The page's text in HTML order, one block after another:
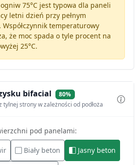
75°C jest typowa dla paneli
letni dzień przy pełnym
Współczynnik temperaturowy
że moc spada o tyle procent na
25°C.
bifacial
80%
tylnej strony w zależności od podłoża
pod panelami:
Biały beton Jasny beton